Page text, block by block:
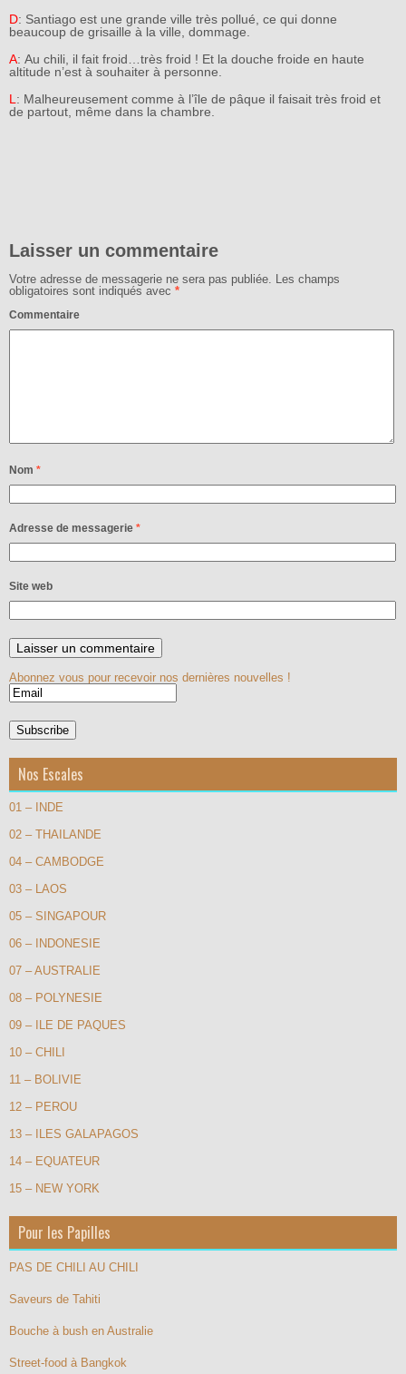
D: Santiago est une grande ville très pollué, ce qui donne
beaucoup de grisaille à la ville, dommage.
A: Au chili, il fait froid…très froid ! Et la douche froide en haute
altitude n’est à souhaiter à personne.
L : Malheureusement comme à l’île de pâque il faisait très froid et
de partout, même dans la chambre.
Laisser un commentaire
Votre adresse de messagerie ne sera pas publiée. Les champs
obligatoires sont indiqués avec *
Commentaire
Nom *
Adresse de messagerie *
Site web
Abonnez vous pour recevoir nos dernières nouvelles !
Nos Escales
01 – INDE
02 – THAILANDE
04 – CAMBODGE
03 – LAOS
05 – SINGAPOUR
06 – INDONESIE
07 – AUSTRALIE
08 – POLYNESIE
09 – ILE DE PAQUES
10 – CHILI
11 – BOLIVIE
12 – PEROU
13 – ILES GALAPAGOS
14 – EQUATEUR
15 – NEW YORK
Pour les Papilles
PAS DE CHILI AU CHILI
Saveurs de Tahiti
Bouche à bush en Australie
Street-food à Bangkok